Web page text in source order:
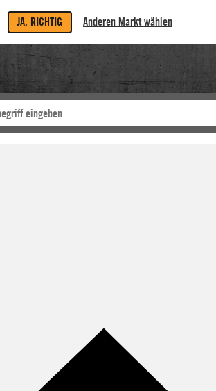
JA, RICHTIG Anderen Markt wählen